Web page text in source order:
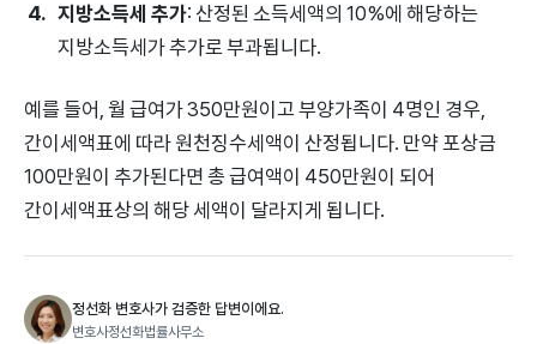
지방소득세 추가: 산정된 소득세액의 10%에 해당하는
지방소득세가 추가로 부과됩니다.
예를 들어, 월 급여가 350만원이고 부양가족이 4명인 경우,
간이세액표에 따라 원천징수세액이 산정됩니다. 만약 포상금
100만원이 추가된다면 총 급여액이 450만원이 되어
간이세액표상의 해당 세액이 달라지게 됩니다.
정선화 변호사가 검증한 답변이에요.
변호사정선화법률사무소